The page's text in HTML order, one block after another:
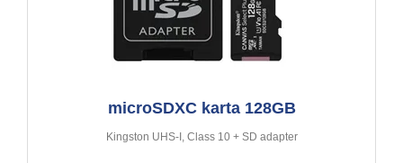
microSDXC karta 128GB
Kingston UHS-I, Class 10 + SD adapter